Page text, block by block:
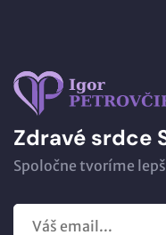
Zdravé srdce
Spoločne tvoríme